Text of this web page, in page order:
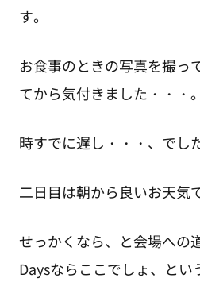
す。
お食事のときの写真を撮っ
てから気付きました・・・。
時すでに遅し・・・、でし
二日目は朝から良いお天気
せっかくなら、と会場への
Daysならここでしょ、とい